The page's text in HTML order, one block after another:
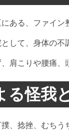
ある、ファイ
して、身体の
肩こりや腰痛
る怪我
、捻挫、むち